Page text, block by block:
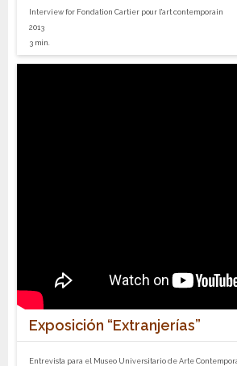
Interview for Fondation Cartier pour l'art contemporain
2013
3 min.
Exposición “Extranjerías”
Entrevista para el Museo Universitario de Arte